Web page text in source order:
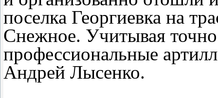
поселка Георгиевка на
Снежное. Учитывая
профессиональные
Андрей Лысенко.